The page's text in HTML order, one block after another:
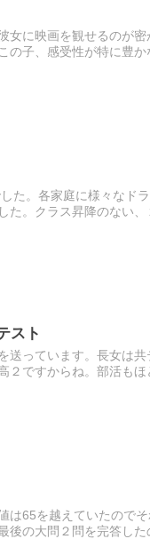
女に映画を観せるのが
子、感受性が特に豊か
た。各家庭に様々なド
た。クラス昇降のない、
スト
送っています。長女は
２ですからね。部活もほ
は65を越えていたので
の大問２問を完答した